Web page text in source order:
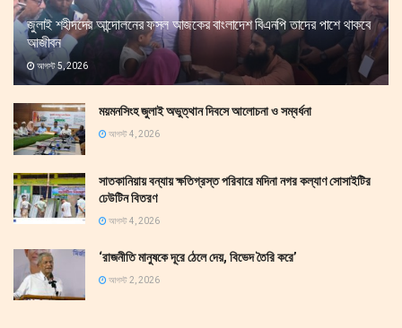
জুলাই শহীদদের আন্দোলনের ফসল আজকের বাংলাদেশ বিএনপি তাদের পাশে থাকবে
আজীবন
আগস্ট 5, 2026
ময়মনসিংহ জুলাই অভুত্থান দিবসে আলোচনা ও সম্বর্ধনা
আগস্ট 4, 2026
সাতকানিয়ায় বন্যায় ক্ষতিগ্রস্ত পরিবারে মদিনা নগর কল্যাণ সোসাইটির
ঢেউটিন বিতরণ
আগস্ট 4, 2026
‘রাজনীতি মানুষকে দূরে ঠেলে দেয়, বিভেদ তৈরি করে’
আগস্ট 2, 2026